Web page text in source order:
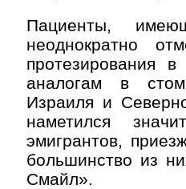
Пациенты,
неоднократно
протезирования
аналогам в
Израиля и
наметился
эмигрантов,
большинство из
Смайл».